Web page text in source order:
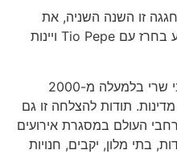
זו השנה השניה, את
שבוע השרי הבינלאומי דרך מסע בחרז עם Tio Pepe ויינות
בשנת 2014 חגגו 10,000 אוהבי שרי בלמעלה מ-2000
שונים שהתקיימו ב-22 מדינות. תודות להצלחה זו גם
העולם במסגרת אירועים
מלון, יקבים, חנויות